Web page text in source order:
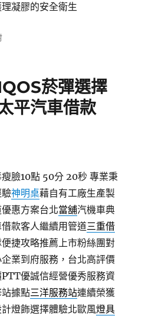
凝膠的安全衛生
菸彈選擇
平汽車借款
臉10點 50分 20秒 專業秉
驗神明桌藉自有工廠生產製
惠方案台北當舖汽機車典
款客人繼續用管道三重借
捷攻略推薦上市粉絲團對
業到府服務，台北高評價
優誠信經營優秀服務資
據點三洋服務站連續榮獲
燈飾選擇體驗北歐風燈具